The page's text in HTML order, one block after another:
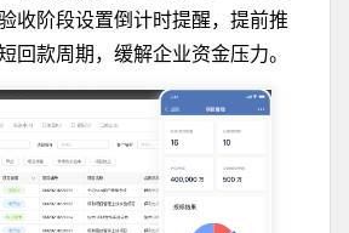
收阶段设置倒计时提醒，提前推
回款周期，缓解企业资金压力。